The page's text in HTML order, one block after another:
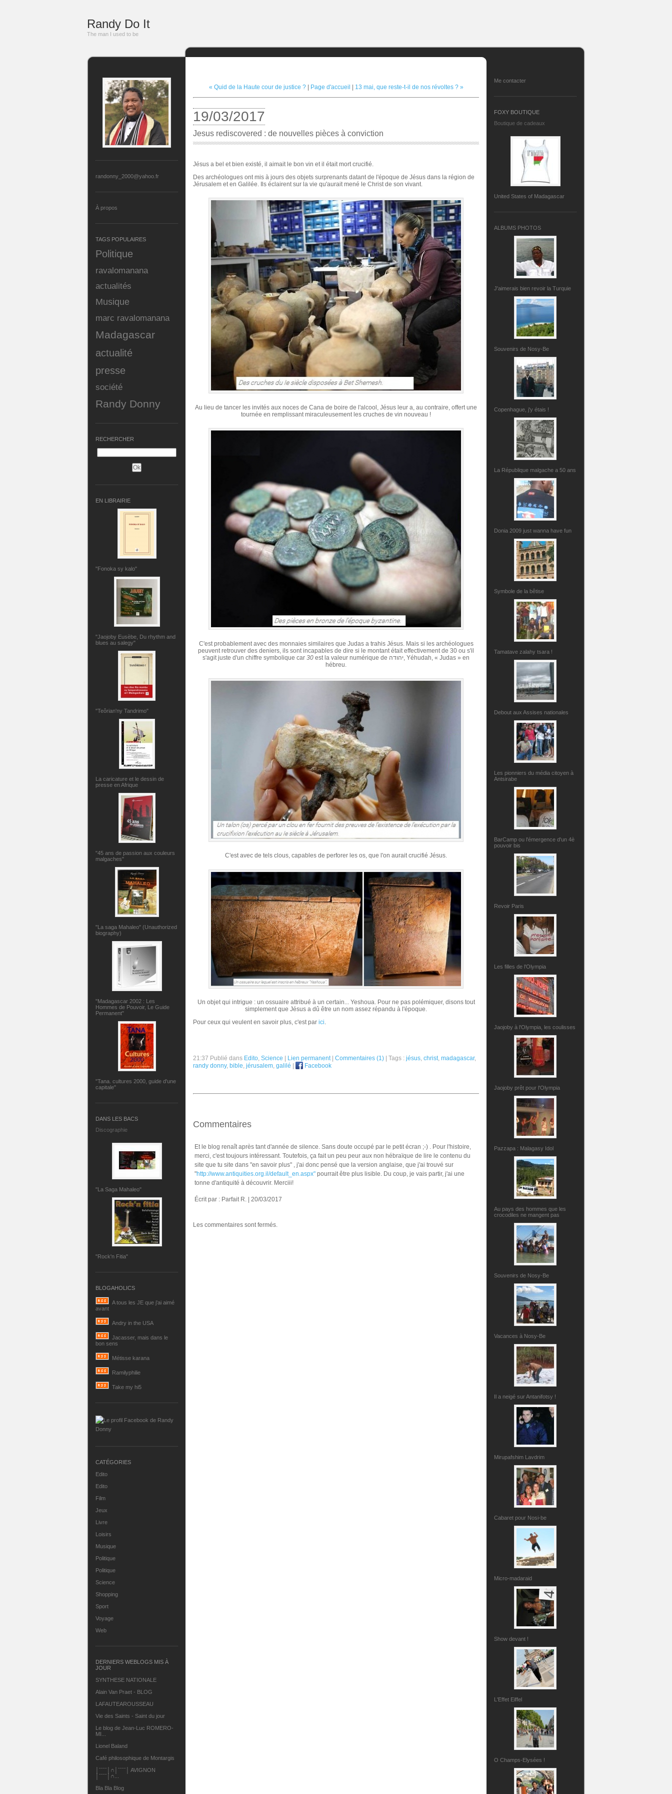
Randy Do It
The man I used to be
randonny_2000@yahoo.fr
À propos
TAGS POPULAIRES
Politique
ravalomanana
actualités
Musique
marc ravalomanana
Madagascar
actualité
presse
société
Randy Donny
RECHERCHER
EN LIBRAIRIE
"Fonoka sy kalo"
"Jaojoby Eusèbe, Du rhythm and
blues au salegy"
"Teôrian'ny Tandrimo"
La caricature et le dessin de
presse en Afrique
"45 ans de passion aux couleurs
malgaches"
"La saga Mahaleo" (Unauthorized
biography)
"Madagascar 2002 : Les
Hommes de Pouvoir, Le Guide
Permanent"
"Tana. cultures 2000, guide d'une
capitale"
DANS LES BACS
Discographie
"La Saga Mahaleo"
"Rock'n Fitia"
BLOGAHOLICS
A tous les JE que j'ai aimé
avant
Andry in the USA
Jacasser, mais dans le
bon sens
Métisse karana
Ramilyphilie
Take my hi5
CATÉGORIES
Edito
Edito
Film
Jeux
Livre
Loisirs
Musique
Politique
Politique
Science
Shopping
Sport
Voyage
Web
DERNIERS WEBLOGS MIS À
JOUR
SYNTHESE NATIONALE
Alain Van Praet - BLOG
LAFAUTEAROUSSEAU
Vie des Saints - Saint du jour
Le blog de Jean-Luc ROMERO-
MI...
Lionel Baland
Café philosophique de Montargis
│ˉˉˉˉ│∩│ˉˉˉˉ│ AVIGNON
│ˉˉˉˉ│∩...
Bla Bla Blog
Me contacter
FOXY BOUTIQUE
Boutique de cadeaux
United States of Madagascar
ALBUMS PHOTOS
J'aimerais bien revoir la Turquie
Souvenirs de Nosy-Be
Copenhague, j'y étais !
La République malgache a 50 ans
Donia 2009 just wanna have fun
Symbole de la bêtise
Tamatave zalahy tsara !
Debout aux Assises nationales
Les pionniers du média citoyen à
Antsirabe
BarCamp ou l'émergence d'un 4è
pouvoir bis
Revoir Paris
Les filles de l'Olympia
Jaojoby à l'Olympia, les coulisses
Jaojoby prêt pour l'Olympia
Pazzapa : Malagasy Idol
Au pays des hommes que les
crocodiles ne mangent pas
Souvenirs de Nosy-Be
Vacances à Nosy-Be
Il a neigé sur Antanifotsy !
Mirupafshim Lavdrim
Cabaret pour Nosi-be
Micro-madaraid
Show devant !
L'Effet Eiffel
O Champs-Elysées !
« Quid de la Haute cour de justice ?| Page d'accueil 13 mai, que reste-t-il de nos révoltes ? »
19/03/2017
Jesus rediscovered : de nouvelles pièces à conviction
Jésus a bel et bien existé, il aimait le bon vin et il était mort crucifié.
Des archéologues ont mis à jours des objets surprenants datant de l'époque de Jésus dans la région de
Jérusalem et en Galilée. Ils éclairent sur la vie qu'aurait mené le Christ de son vivant.
Au lieu de tancer les invités aux noces de Cana de boire de l'alcool, Jésus leur a, au contraire, offert une
tournée en remplissant miraculeusement les cruches de vin nouveau !
C'est probablement avec des monnaies similaires que Judas a trahis Jésus. Mais si les archéologues
peuvent retrouver des deniers, ils sont incapables de dire si le montant était effectivement de 30 ou s'il
s'agit juste d'un chiffre symbolique car 30 est la valeur numérique de יהודה, Yéhudah, « Judas » en
hébreu
C'est avec de tels clous, capables de perforer les os, que l'on aurait crucifié Jésus.
Un objet qui intrigue : un ossuaire attribué à un certain... Yeshoua. Pour ne pas polémiquer, disons tout
simplement que Jésus a dû être un nom assez répandu à l'époque.
Pour ceux qui veulent en savoir plus, c'est par ici.
21:37 Publié dans Edito, Science Lien permanent| Commentaires (1) | Tags : jésus, christ, madagascar,
randy donny, bible, jérusalem, galilé Facebook
Commentaires
Et le blog renaît après tant d'année de silence. Sans doute occupé par le petit écran ;-) . Pour l'histoire,
merci, c'est toujours intéressant. Toutefois, ça fait un peu peur aux non hébraïque de lire le contenu du
site que tu site dans "en savoir plus" , j'ai donc pensé que la version anglaise, que j'ai trouvé sur
"http://www.antiquities.org.il/default_en.aspx" pourrait être plus lisible. Du coup, je vais partir, j'ai une
tonne d'antiquité à découvrir. Merciii!
Écrit par : Parfait R. | 20/03/2017
Les commentaires sont fermés.